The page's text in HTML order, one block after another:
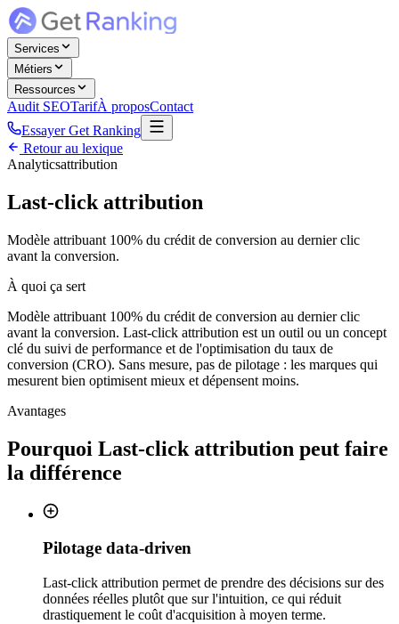
Services
Métiers
Ressources
Audit SEOTarifÀ proposContact
Essayer Get Ranking
Retour au lexique
Analyticsattribution
Last-click attribution
Modèle attribuant 100% du crédit de conversion au dernier clic
avant la conversion.
À quoi ça sert
Modèle attribuant 100% du crédit de conversion au dernier clic
avant la conversion. Last-click attribution est un outil ou un concept
clé du suivi de performance et de l'optimisation du taux de
conversion (CRO). Sans mesure, pas de pilotage : les marques qui
mesurent bien optimisent mieux et dépensent moins.
Avantages
Pourquoi Last-click attribution peut faire
la différence
Pilotage data-driven
Last-click attribution permet de prendre des décisions sur des
données réelles plutôt que sur l'intuition, ce qui réduit
drastiquement le coût d'acquisition à moyen terme.